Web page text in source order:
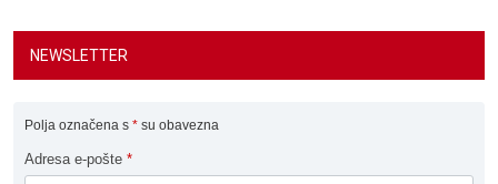
NEWSLETTER
Polja označena s * su obavezna
Adresa e-pošte *